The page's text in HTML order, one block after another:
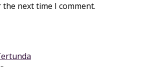
next time I comment.